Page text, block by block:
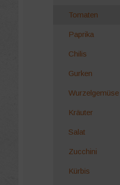
Tomaten
Paprika
Chilis
Gurken
Wurzelgemüse
Kräuter
Salat
Zucchini
Kürbis